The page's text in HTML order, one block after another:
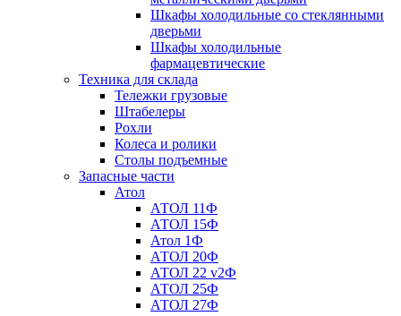
Шкафы холодильные со стеклянными
дверьми
Шкафы холодильные
фармацевтические
Техника для склада
Тележки грузовые
Штабелеры
Рохли
Колеса и ролики
Столы подъемные
Запасные части
Атол
АТОЛ 11Ф
АТОЛ 15Ф
Атол 1Ф
АТОЛ 20Ф
АТОЛ 22 v2Ф
АТОЛ 25Ф
АТОЛ 27Ф